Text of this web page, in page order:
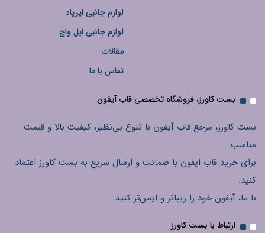
لوازم جانبی ایرپاد
لوازم جانبی اپل واچ
مقالات
تماس با ما
بست کاورز، فروشگاه تخصصی قاب آیفون
بست کاورز، مرجع قاب آیفون با تنوع بی‌نظیر، کیفیت بالا و قیمت
مناسب
برای خرید قاب ایفون با ضمانت و ارسال سریع به بست کاورز اعتماد
کنید.
با ما، آیفون خود را زیباتر و ایمن‌تر کنید.
ارتباط با بست کاورز